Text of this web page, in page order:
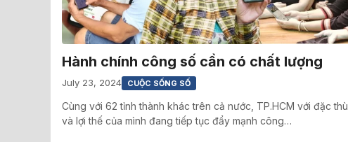
Hành chính công số cần có chất lượng
July 23, 2024 CUỘC SỐNG SỐ
Cùng với 62 tỉnh thành khác trên cả nước, TP.HCM với đặc thù
và lợi thế của mình đang tiếp tục đẩy mạnh công…